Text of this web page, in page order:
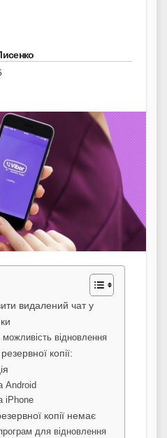
видалений чат у
відновлення
копії:
Android
iPhone
копії немає
для відновлення